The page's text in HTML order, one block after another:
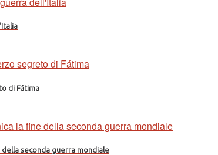
di Fátima
seconda guerra mondiale